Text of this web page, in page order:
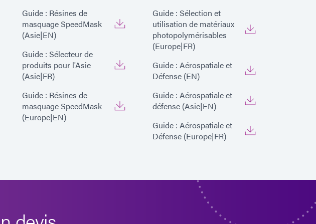
Guide : Résines de
masquage SpeedMask
(Asie|EN)
Guide : Sélecteur de
produits pour l'Asie
(Asie|FR)
Guide : Résines de
masquage SpeedMask
(Europe|EN)
Guide : Sélection et
utilisation de matériaux
photopolymérisables
(Europe|FR)
Guide : Aérospatiale et
Défense (EN)
Guide : Aérospatiale et
défense (Asie|EN)
Guide : Aérospatiale et
Défense (Europe|FR)